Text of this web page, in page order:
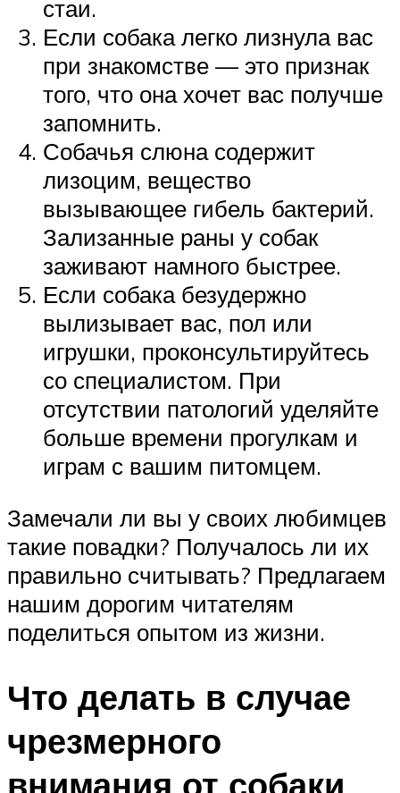
стаи.
Если собака легко лизнула вас
при знакомстве — это признак
того, что она хочет вас получше
запомнить.
Собачья слюна содержит
лизоцим, вещество
вызывающее гибель бактерий.
Зализанные раны у собак
заживают намного быстрее.
Если собака безудержно
вылизывает вас, пол или
игрушки, проконсультируйтесь
со специалистом. При
отсутствии патологий уделяйте
больше времени прогулкам и
играм с вашим питомцем.
Замечали ли вы у своих любимцев
такие повадки? Получалось ли их
правильно считывать? Предлагаем
нашим дорогим читателям
поделиться опытом из жизни.
Что делать в случае
чрезмерного